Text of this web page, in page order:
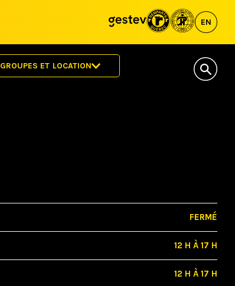
EN
GROUPES ET LOCATION
FERMÉ
12 H À 17 H
12 H À 17 H